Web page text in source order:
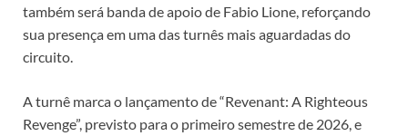
também será banda de apoio de Fabio Lione, reforçando
sua presença em uma das turnês mais aguardadas do
circuito.
A turnê marca o lançamento de “Revenant: A Righteous
Revenge”, previsto para o primeiro semestre de 2026, e